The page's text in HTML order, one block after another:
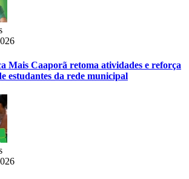
Mais Caaporã retoma atividades e reforça
estudantes da rede municipal